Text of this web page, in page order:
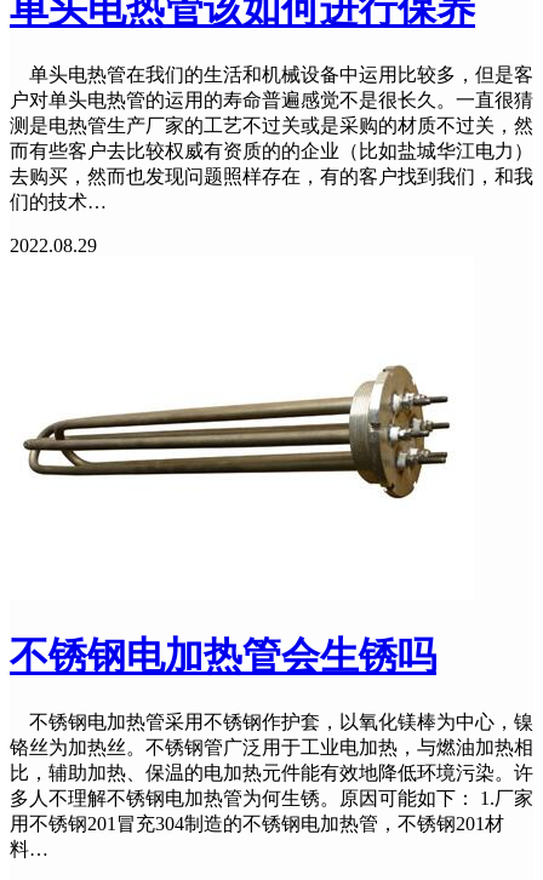
单头电热管在我们的生活和机械设备中运用比较多，但是客
户对单头电热管的运用的寿命普遍感觉不是很长久。一直很猜
测是电热管生产厂家的工艺不过关或是采购的材质不过关，然
而有些客户去比较权威有资质的的企业（比如盐城华江电力）
去购买，然而也发现问题照样存在，有的客户找到我们，和我
们的技术…
2022.08.29
不锈钢电加热管会生锈吗
不锈钢电加热管采用不锈钢作护套，以氧化镁棒为中心，镍
铬丝为加热丝。不锈钢管广泛用于工业电加热，与燃油加热相
比，辅助加热、保温的电加热元件能有效地降低环境污染。许
多人不理解不锈钢电加热管为何生锈。原因可能如下： 1.厂家
用不锈钢201冒充304制造的不锈钢电加热管，不锈钢201材
料…